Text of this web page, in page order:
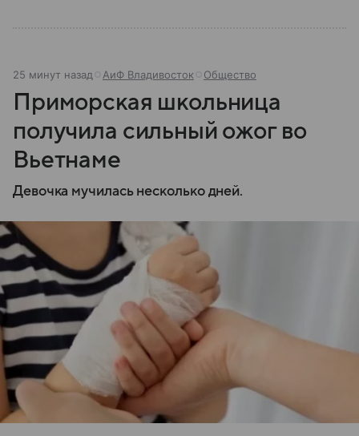
25 минут назад АиФ Владивосток Общество
Приморская школьница
получила сильный ожог во
Вьетнаме
Девочка мучилась несколько дней.